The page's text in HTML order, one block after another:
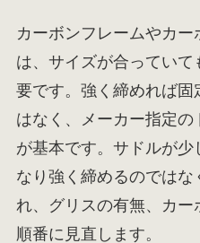
カーボンフレームやカ
は、サイズが合ってい
要です。強く締めれば
はなく、メーカー指定
が基本です。サドルが少
なり強く締めるのでは
れ、グリスの有無、カー
順番に見直します。